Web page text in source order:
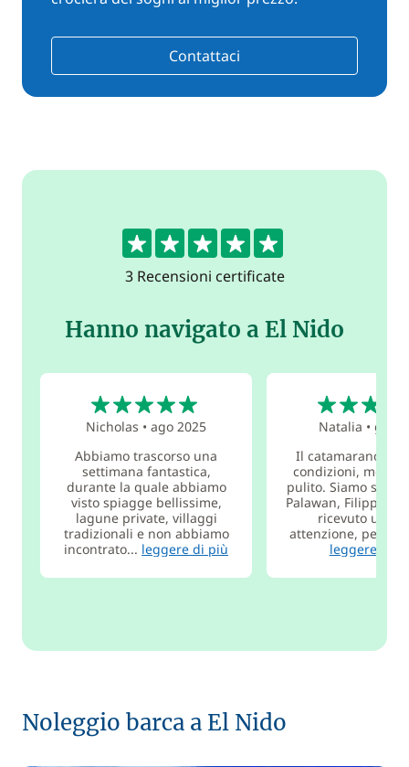
Contattaci
5
3 Recensioni certificate
Hanno navigato a El Nido
Nicholas •ago 2025
Abbiamo trascorso una
settimana fantastica,
durante la quale abbiamo
visto spiagge bellissime,
lagune private, villaggi
tradizionali e non abbiamo
incontrato... leggere di più
Natalia • giu
Il catamarano è
condizioni, molto
pulito. Siamo stati
Palawan, Filippine.
ricevuto
attenzione, perché
leggere di
Noleggio barca a El Nido